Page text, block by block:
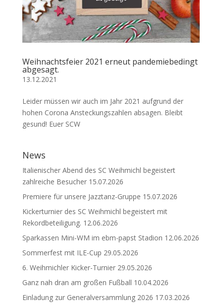
Weihnachtsfeier 2021 erneut pandemiebedingt
abgesagt.
13.12.2021
Leider müssen wir auch im Jahr 2021 aufgrund der
hohen Corona Ansteckungszahlen absagen. Bleibt
gesund! Euer SCW
News
Italienischer Abend des SC Weihmichl begeistert
zahlreiche Besucher 15.07.2026
Premiere für unsere Jazztanz-Gruppe 15.07.2026
Kickerturnier des SC Weihmichl begeistert mit
Rekordbeteiligung. 12.06.2026
Sparkassen Mini-WM im ebm-papst Stadion 12.06.2026
Sommerfest mit ILE-Cup 29.05.2026
6. Weihmichler Kicker-Turnier 29.05.2026
Ganz nah dran am großen Fußball 10.04.2026
Einladung zur Generalversammlung 2026 17.03.2026